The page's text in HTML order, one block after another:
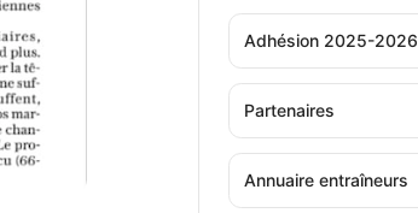
Adhésion 2025-2026
Partenaires
Annuaire entraîneurs